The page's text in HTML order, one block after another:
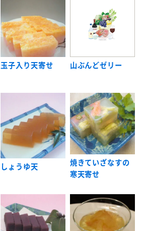
玉子入り天寄せ 山ぶんどゼリー
しょうゆ天
焼きていざなすの
寒天寄せ